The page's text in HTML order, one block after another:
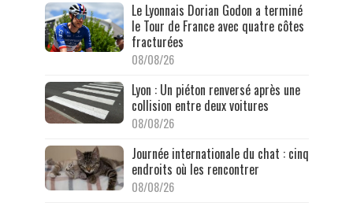
Le Lyonnais Dorian Godon a terminé
le Tour de France avec quatre côtes
fracturées
08/08/26
Lyon : Un piéton renversé après une
collision entre deux voitures
08/08/26
Journée internationale du chat : cinq
endroits où les rencontrer
08/08/26